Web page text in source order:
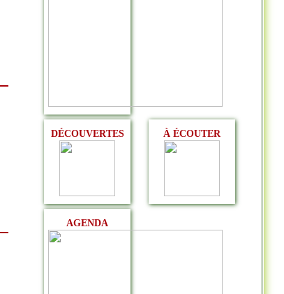
DÉCOUVERTES À ÉCOUTER
AGENDA